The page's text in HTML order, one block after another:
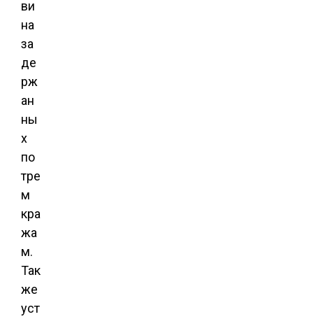
ви
на
за
де
рж
ан
ны
х
по
тре
м
кра
жа
м.
Так
же
уст